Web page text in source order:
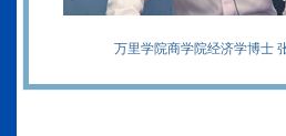
万里学院商学院经济学博士